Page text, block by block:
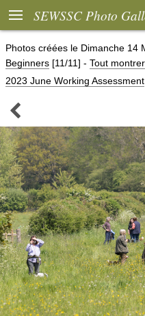
 SEWSSC Photo
Photos créées le Dimanche 14
Beginners [11/11] - Tout montrer
2023 June Working Assessment
